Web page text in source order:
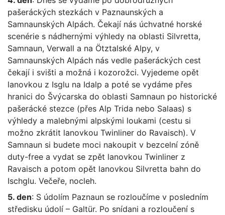
pašeráckých stezkách v Paznaunských a
Samnaunských Alpách. Čekají nás úchvatné horské
scenérie s nádhernými výhledy na oblasti Silvretta,
Samnaun, Verwall a na Ötztalské Alpy, v
Samnaunských Alpách nás vedle pašeráckých cest
čekají i svišti a možná i kozorožci. Vyjedeme opět
lanovkou z Isglu na Idalp a poté se vydáme přes
hranici do Švýcarska do oblasti Samnaun po historické
pašerácké stezce (přes Alp Trida nebo Salaas) s
výhledy a malebnými alpskými loukami (cestu si
možno zkrátit lanovkou Twinliner do Ravaisch). V
Samnaun si budete moci nakoupit v bezcelní zóně
duty-free a vydat se zpět lanovkou Twinliner z
Ravaisch a potom opět lanovkou Silvretta bahn do
Ischglu. Večeře, nocleh.
5. den: S údolím Paznaun se rozloučíme v posledním
středisku údolí – Galtür. Po snídani a rozloučení s